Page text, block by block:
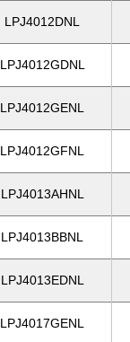
LPJ4012DNL
LPJ4012GDNL
LPJ4012GENL
LPJ4012GFNL
LPJ4013AHNL
LPJ4013BBNL
LPJ4013EDNL
LPJ4017GENL